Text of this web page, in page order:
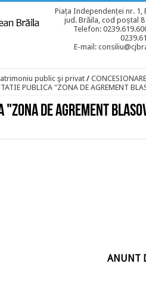
Piața Independenței nr. 1,
jud. Brăila, cod poștal
Telefon:
E-mail:
public şi privat /
PUBLICA "ZONA DE AGREMENT
"ZONA DE AGREMENT
ANUNT